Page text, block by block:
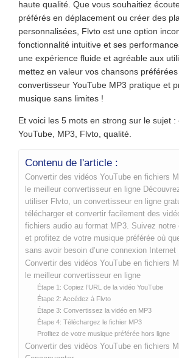
haute qualité. Que vous souhaitiez
préférés en déplacement ou créer des
personnalisées, Flvto est une option
fonctionnalité intuitive et ses
une expérience fluide et agréable aux
mettez en valeur vos chansons
convertisseur YouTube MP3 pratique et
musique sans limites !
Et voici les 5 mots en strong sur le sujet :
YouTube, MP3, Flvto, qualité.
Contenu de l'article :
Convertir des vidéos YouTube en fichiers
le meilleur convertisseur en ligne
utiliser Flvto, un convertisseur en ligne
télécharger et convertir facilement des
fichiers audio au format MP3. Suivez notre
et profitez de votre musique préférée où
sans avoir besoin d’une connexion Internet
Convertir des vidéos YouTube en fichiers
le meilleur convertisseur en ligne
Étape 1: Copiez l’URL de la vidéo YouTube
Étape 2: Accédez à Flvto
Étape 3: Convertissez la vidéo en MP3
Étape 4: Téléchargez le fichier MP3
Profitez de votre musique préférée hors ligne
Convertir des vidéos YouTube en fichiers